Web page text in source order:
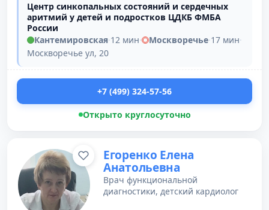
Центр синкопальных состояний и сердечных
аритмий у детей и подростков ЦДКБ ФМБА
России
Кантемировская·12 мин· Москворечье·17 мин·
Москворечье ул, 20
+7 (499) 324-57-56
Открыто круглосуточно
Егоренко Елена
Анатольевна
Врач функциональной
диагностики, детский кардиолог